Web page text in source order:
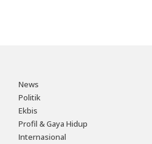
News
Politik
Ekbis
Profil & Gaya Hidup
Internasional